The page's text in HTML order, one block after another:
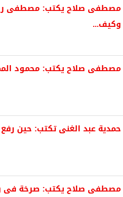
مصطفى صلاح يكتب: مصطفى
وكيف...
مصطفى صلاح يكتب: محمود
حمدية عبد الغنى تكتب: حين
مصطفى صلاح يكتب: صرخة فى